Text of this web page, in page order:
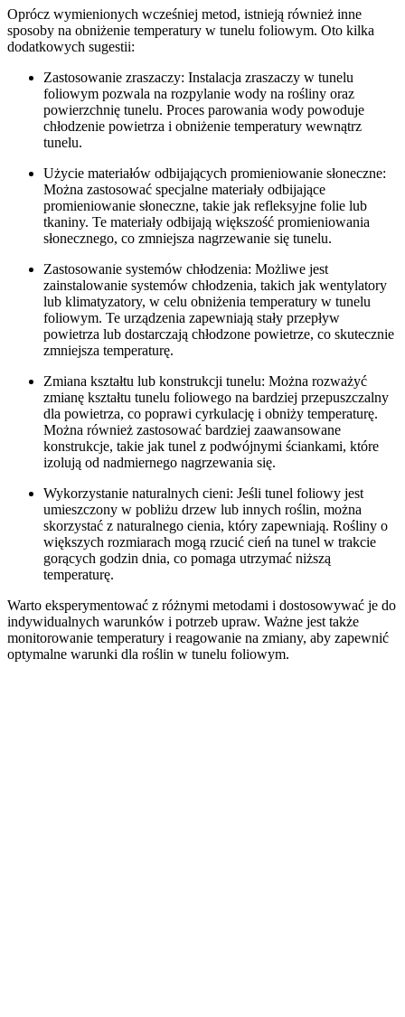
Oprócz wymienionych wcześniej metod, istnieją również inne
sposoby na obniżenie temperatury w tunelu foliowym. Oto kilka
dodatkowych sugestii:
Zastosowanie zraszaczy: Instalacja zraszaczy w tunelu
foliowym pozwala na rozpylanie wody na rośliny oraz
powierzchnię tunelu. Proces parowania wody powoduje
chłodzenie powietrza i obniżenie temperatury wewnątrz
tunelu.
Użycie materiałów odbijających promieniowanie słoneczne:
Można zastosować specjalne materiały odbijające
promieniowanie słoneczne, takie jak refleksyjne folie lub
tkaniny. Te materiały odbijają większość promieniowania
słonecznego, co zmniejsza nagrzewanie się tunelu.
Zastosowanie systemów chłodzenia: Możliwe jest
zainstalowanie systemów chłodzenia, takich jak wentylatory
lub klimatyzatory, w celu obniżenia temperatury w tunelu
foliowym. Te urządzenia zapewniają stały przepływ
powietrza lub dostarczają chłodzone powietrze, co skutecznie
zmniejsza temperaturę.
Zmiana kształtu lub konstrukcji tunelu: Można rozważyć
zmianę kształtu tunelu foliowego na bardziej przepuszczalny
dla powietrza, co poprawi cyrkulację i obniży temperaturę.
Można również zastosować bardziej zaawansowane
konstrukcje, takie jak tunel z podwójnymi ściankami, które
izolują od nadmiernego nagrzewania się.
Wykorzystanie naturalnych cieni: Jeśli tunel foliowy jest
umieszczony w pobliżu drzew lub innych roślin, można
skorzystać z naturalnego cienia, który zapewniają. Rośliny o
większych rozmiarach mogą rzucić cień na tunel w trakcie
gorących godzin dnia, co pomaga utrzymać niższą
temperaturę.
Warto eksperymentować z różnymi metodami i dostosowywać je do
indywidualnych warunków i potrzeb upraw. Ważne jest także
monitorowanie temperatury i reagowanie na zmiany, aby zapewnić
optymalne warunki dla roślin w tunelu foliowym.